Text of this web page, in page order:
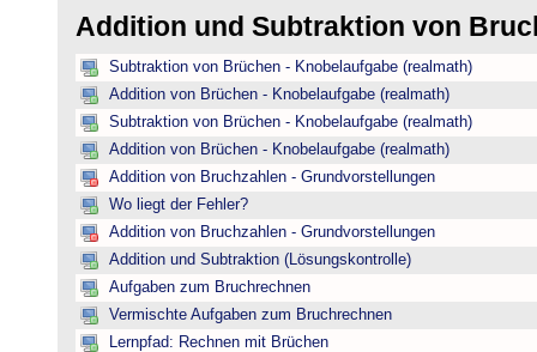
Addition und Subtraktion von
Subtraktion von Brüchen - Knobelaufgabe (realmath)
Addition von Brüchen - Knobelaufgabe (realmath)
Subtraktion von Brüchen - Knobelaufgabe (realmath)
Addition von Brüchen - Knobelaufgabe (realmath)
Addition von Bruchzahlen - Grundvorstellungen
Wo liegt der Fehler?
Addition von Bruchzahlen - Grundvorstellungen
Addition und Subtraktion (Lösungskontrolle)
Aufgaben zum Bruchrechnen
Vermischte Aufgaben zum Bruchrechnen
Lernpfad: Rechnen mit Brüchen